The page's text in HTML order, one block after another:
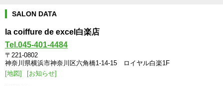
SALON DATA
la coiffure de excel白楽店
Tel.045-401-4484
〒221-0802
神奈川県横浜市神奈川区六角橋1-14-15 ロイヤル白楽1F
[地図]
[お知らせ]